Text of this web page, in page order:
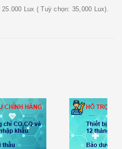
Lux ( Tuỳ chọn: 35,000 Lux).